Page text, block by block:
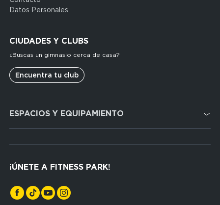
Espagne
Datos Personales
CIUDADES Y CLUBS
¿Buscas un gimnasio cerca de casa?
Encuentra tu club
menu
for
Espagne
ESPACIOS Y EQUIPAMIENTO
Musculación
¡ÚNETE A FITNESS PARK!